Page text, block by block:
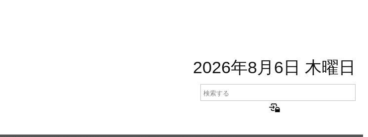
2026年8月6日 木曜日